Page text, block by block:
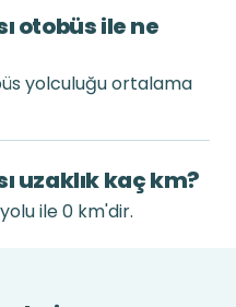
otobüs ile ne
yolculuğu ortalama
uzaklık kaç km?
ile 0 km'dir.